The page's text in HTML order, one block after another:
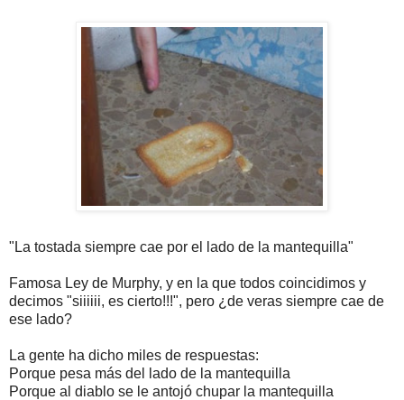
"La tostada siempre cae por el lado de la mantequilla"
Famosa Ley de Murphy, y en la que todos coincidimos y
decimos "siiiiii, es cierto!!!", pero ¿de veras siempre cae de
ese lado?
La gente ha dicho miles de respuestas:
Porque pesa más del lado de la mantequilla
Porque al diablo se le antojó chupar la mantequilla